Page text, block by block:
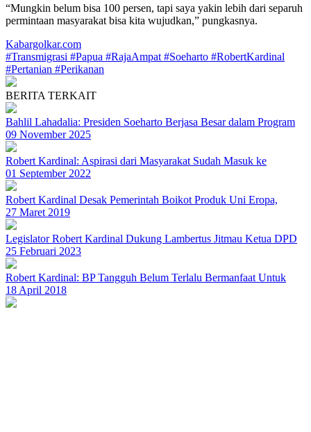
“Mungkin belum bisa 100 persen, tapi saya yakin lebih dari separuh
permintaan masyarakat bisa kita wujudkan,” pungkasnya.
Kabargolkar.com
#Transmigrasi #Papua #RajaAmpat #Soeharto #RobertKardinal
#Pertanian #Perikanan
BERITA TERKAIT
Bahlil Lahadalia: Presiden Soeharto Berjasa Besar dalam Program
09 November 2025
Robert Kardinal: Aspirasi dari Masyarakat Sudah Masuk ke
01 September 2022
Robert Kardinal Desak Pemerintah Boikot Produk Uni Eropa,
27 Maret 2019
Legislator Robert Kardinal Dukung Lambertus Jitmau Ketua DPD
25 Februari 2023
Robert Kardinal: BP Tangguh Belum Terlalu Bermanfaat Untuk
18 April 2018